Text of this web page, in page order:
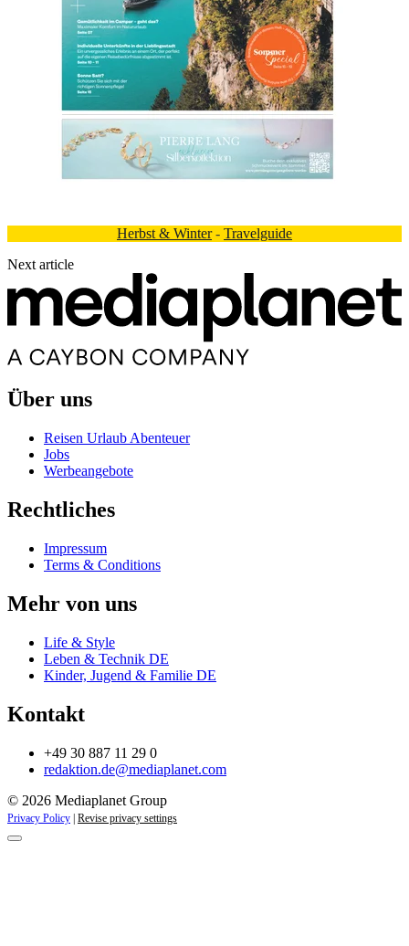
Herbst & Winter- Travelguide
Next article
Über uns
Reisen Urlaub Abenteuer
Jobs
Werbeangebote
Rechtliches
Impressum
Terms & Conditions
Mehr von uns
Life & Style
Leben & Technik DE
Kinder, Jugend & Familie DE
Kontakt
+49 30 887 11 29 0
redaktion.de@mediaplanet.com
© 2026 Mediaplanet Group
Privacy Policy | Revise privacy settings